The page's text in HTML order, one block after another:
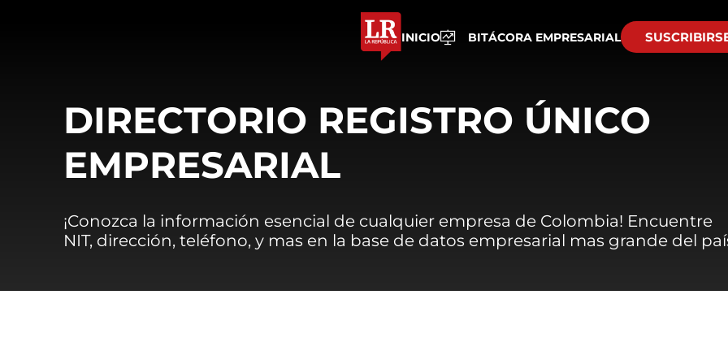
INICIO BITÁCORA EMPRESARIAL
DIRECTORIO REGISTRO ÚNICO
EMPRESARIAL
¡Conozca la información esencial de cualquier empresa de Colombia! Encuentre
NIT, dirección, teléfono, y mas en la base de datos empresarial mas grande del